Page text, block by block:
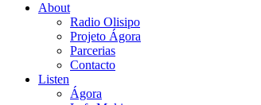
About
Radio Olisipo
Projeto Ágora
Parcerias
Contacto
Listen
Ágora